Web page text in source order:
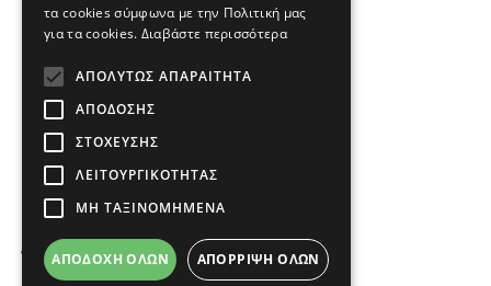
Τηλ.: 2310 488 440 & 2310 488 447
info@imperialfloor.gr
Όροι Χρήσης
τα cookies σύμφωνα με την Πολιτική μας
για τα cookies. Διαβάστε περισσότερα
ΑΠΟΛΎΤΩΣ ΑΠΑΡΑΊΤΗΤΑ
ΑΠΌΔΟΣΗΣ
ΣΤΌΧΕΥΣΗΣ
ΛΕΙΤΟΥΡΓΙΚΌΤΗΤΑΣ
ΜΗ ΤΑΞΙΝΟΜΗΜΈΝΑ
ΑΠΟΔΟΧΉ ΌΛΩΝ ΑΠΌΡΡΙΨΗ ΌΛΩΝ